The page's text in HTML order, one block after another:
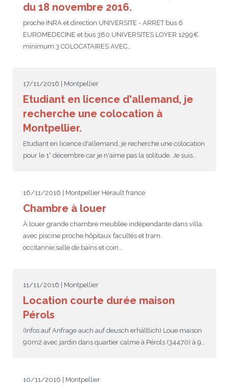
du 18 novembre 2016.
proche INRA et direction UNIVERSITE - ARRET bus 6
EUROMEDECINE et bus 380 UNIVERSITES LOYER 1299€
minimum 3 COLOCATAIRES AVEC…
17/11/2016 | Montpellier
Etudiant en licence d'allemand, je
recherche une colocation à
Montpellier.
Etudiant en licence d'allemand, je recherche une colocation
pour le 1° décembre car je n'aime pas la solitude. Je suis…
16/11/2016 | Montpellier Hérault france
Chambre à louer
À louer grande chambre meublée indépendante dans villa
avec piscine proche hôpitaux facultés et tram
occitannie;salle de bains et coin…
11/11/2016 | Montpellier
Location courte durée maison
Pérols
(Infos auf Anfrage auch auf deusch erhältlich) Loue maison
90m2 avec jardin dans quartier calme à Pérols (34470) à 9…
10/11/2016 | Montpellier